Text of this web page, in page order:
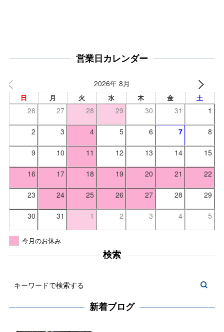
営業日カレンダー
2026年 8月
日 月 火 水 木 金 土
26 27 28 29 30 31 1
2 3 4 5 6 7 8
9 10 11 12 13 14 15
16 17 18 19 20 21 22
23 24 25 26 27 28 29
30 31 1 2 3 4 5
今月のお休み
検索
新着ブログ